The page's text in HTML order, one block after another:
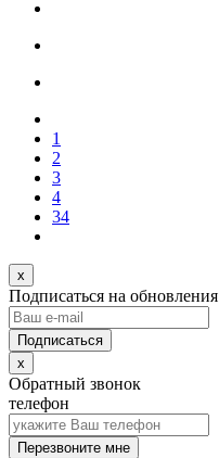
1
2
3
4
34
x
Подписаться на обновления
x
Обратный звонок
телефон
Перезвоните мне